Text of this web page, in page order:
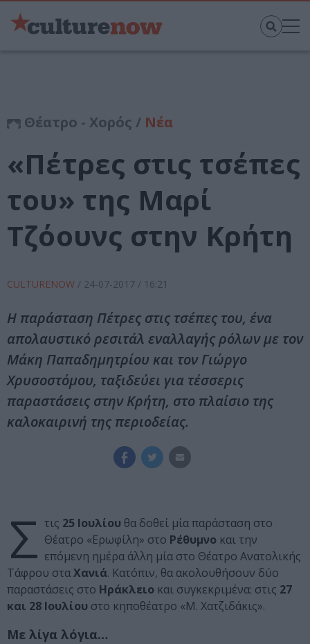
Θέατρο - Χορός / Νέα
«Πέτρες στις τσέπες
του» της Μαρί
Τζόουνς στην Κρήτη
CULTURENOW / 24-07-2017 / 16:21
Η παράσταση Πέτρες στις τσέπες του, ένα
απολαυστικό ρεσιτάλ εναλλαγής ρόλων με τον
Μάκη Παπαδημητρίου και τον Γιώργο
Χρυσοστόμου, ταξιδεύει για τέσσερις
παραστάσεις στην Κρήτη, στο πλαίσιο της
καλοκαιρινή της περιοδείας.
Σ τις 25 Ιουλίου θα δοθεί μία παράσταση στο
Θέατρο «Ερωφίλη» στο Ρέθυμνο και την
επόμενη ημέρα άλλη μία στο Θέατρο Ανατολικής
Τάφρου σταΧανιά. Κατόπιν, θα ακολουθήσουν δύο
παραστάσεις στο Ηράκλειο και συγκεκριμένα: στις 27
και 28 Ιουλίου στο κηποθέατρο «Μ. Χατζιδάκις».
Με λίγα λόγια…